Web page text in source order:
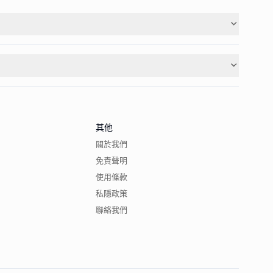
其他
關於我們
免責聲明
使用條款
私隱政策
聯絡我們